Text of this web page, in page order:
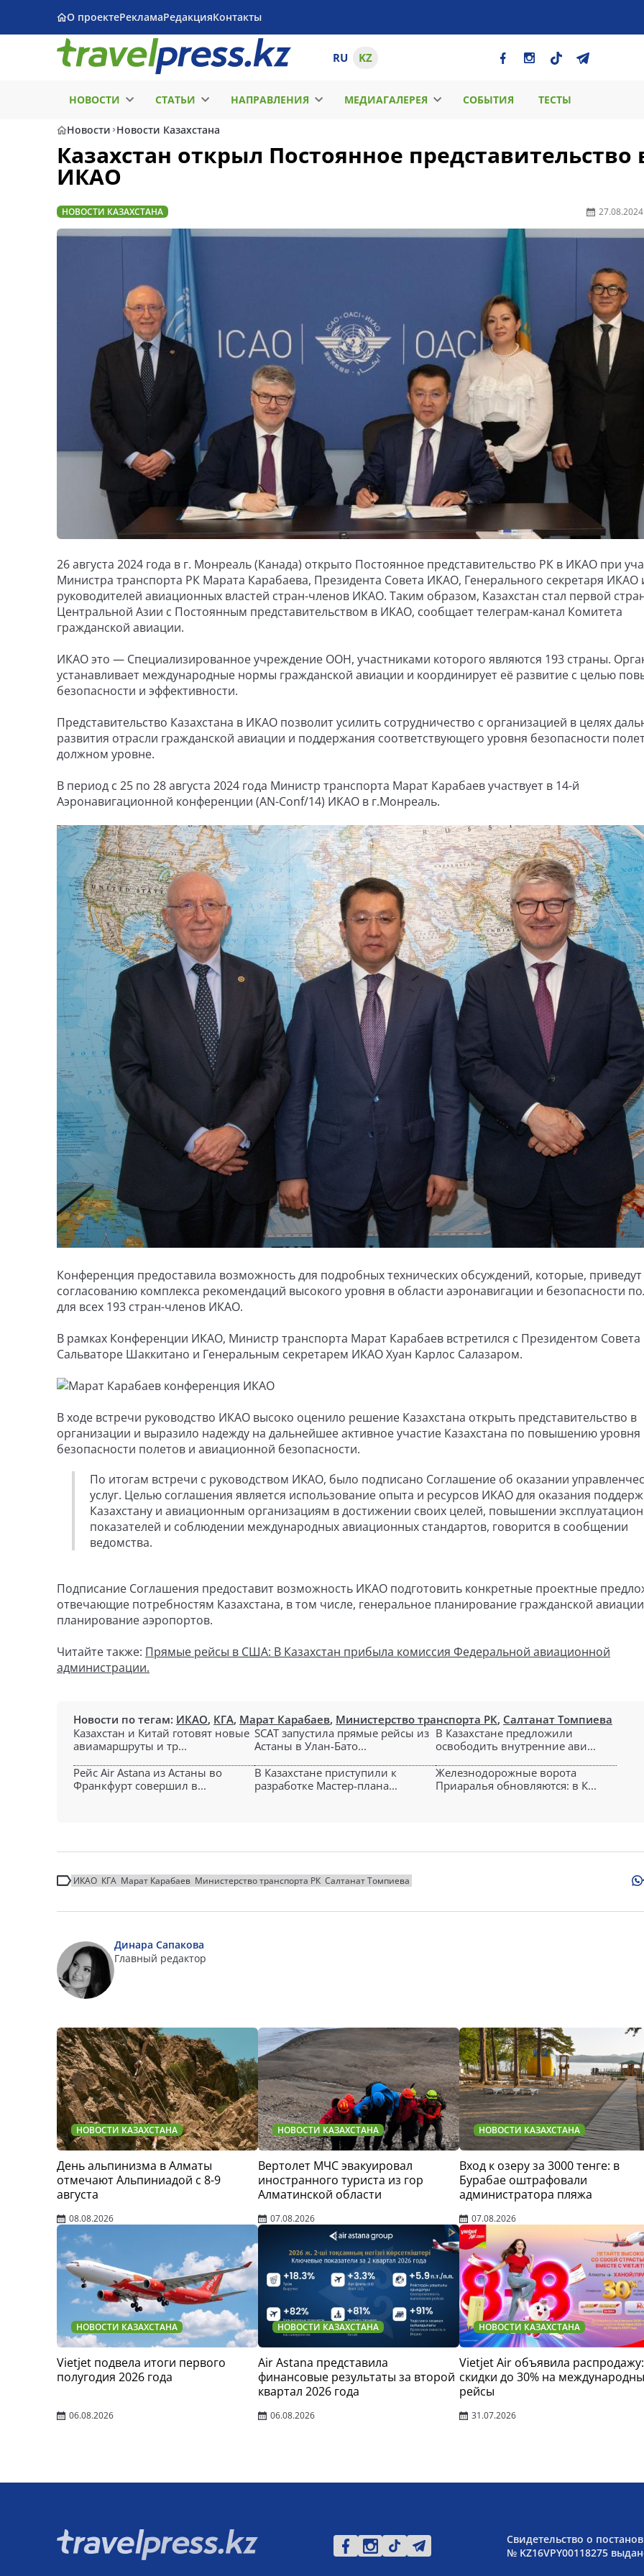
О проектеРекламаРедакцияКонтакты
RU KZ
НОВОСТИ СТАТЬИ НАПРАВЛЕНИЯ МЕДИАГАЛЕРЕЯ СОБЫТИЯ ТЕСТЫ
Новости Новости Казахстана
Казахстан открыл Постоянное представительство
ИКАО
НОВОСТИ КАЗАХСТАНА 27.08.2024
26 августа 2024 года в г. Монреаль (Канада) открыто Постоянное представительство РК в ИКАО при
Министра транспорта РК Марата Карабаева, Президента Совета ИКАО, Генерального секретаря ИКАО
руководителей авиационных властей стран-членов ИКАО. Таким образом, Казахстан стал первой
Центральной Азии с Постоянным представительством в ИКАО, сообщает телеграм-канал Комитета
гражданской авиации.
ИКАО это — Специализированное учреждение ООН, участниками которого являются 193 страны.
устанавливает международные нормы гражданской авиации и координирует её развитие с целью
безопасности и эффективности.
Представительство Казахстана в ИКАО позволит усилить сотрудничество с организацией в целях
развития отрасли гражданской авиации и поддержания соответствующего уровня безопасности
должном уровне.
В период с 25 по 28 августа 2024 года Министр транспорта Марат Карабаев участвует в 14-й
Аэронавигационной конференции (AN-Conf/14) ИКАО в г.Монреаль.
Конференция предоставила возможность для подробных технических обсуждений, которые, приведут
согласованию комплекса рекомендаций высокого уровня в области аэронавигации и безопасности
для всех 193 стран-членов ИКАО.
В рамках Конференции ИКАО, Министр транспорта Марат Карабаев встретился с Президентом
Сальваторе Шаккитано и Генеральным секретарем ИКАО Хуан Карлос Салазаром.
В ходе встречи руководство ИКАО высоко оценило решение Казахстана открыть представительство в
организации и выразило надежду на дальнейшее активное участие Казахстана по повышению уровня
безопасности полетов и авиационной безопасности.
По итогам встречи с руководством ИКАО, было подписано Соглашение об оказании
услуг. Целью соглашения является использование опыта и ресурсов ИКАО для оказания
Казахстану и авиационным организациям в достижении своих целей, повышении
показателей и соблюдении международных авиационных стандартов, говорится в сообщении
ведомства.
Подписание Соглашения предоставит возможность ИКАО подготовить конкретные проектные
отвечающие потребностям Казахстана, в том числе, генеральное планирование гражданской
планирование аэропортов.
Читайте также: Прямые рейсы в США: В Казахстан прибыла комиссия Федеральной авиационной
администрации.
Новости по тегам: ИКАО, КГА, Марат Карабаев, Министерство транспорта РК, Салтанат Томпиева
Казахстан и Китай готовят новые
авиамаршруты и тр...
SCAT запустила прямые рейсы из
Астаны в Улан-Бато...
В Казахстане предложили
освободить внутренние ави...
Рейс Air Astana из Астаны во
Франкфурт совершил в...
В Казахстане приступили к
разработке Мастер-плана...
Железнодорожные ворота
Приаралья обновляются: в К...
ИКАО КГА Марат Карабаев Министерство транспорта РК Салтанат Томпиева
Динара Сапакова
Главный редактор
НОВОСТИ КАЗАХСТАНА
День альпинизма в Алматы
отмечают Альпиниадой с 8-9
августа
08.08.2026
НОВОСТИ КАЗАХСТАНА
Вертолет МЧС эвакуировал
иностранного туриста из гор
Алматинской области
07.08.2026
НОВОСТИ КАЗАХСТАНА
Вход к озеру за 3000 тенге: в
Бурабае оштрафовали
администратора пляжа
07.08.2026
НОВОСТИ КАЗАХСТАНА
Vietjet подвела итоги первого
полугодия 2026 года
06.08.2026
НОВОСТИ КАЗАХСТАНА
Air Astana представила
финансовые результаты за второй
квартал 2026 года
06.08.2026
НОВОСТИ КАЗАХСТАНА
Vietjet Air объявила распродажу:
скидки до 30% на
рейсы
31.07.2026
Свидетельство о
№ KZ16VPY00118275